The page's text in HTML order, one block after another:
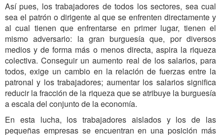
Así pues, los trabajadores de todos los sectores, sea cual
sea el patrón o dirigente al que se enfrenten directamente y
al cual tienen que enfrentarse en primer lugar, tienen el
mismo adversario: la gran burguesía que, por diversos
medios y de forma más o menos directa, aspira la riqueza
colectiva. Conseguir un aumento real de los salarios, para
todos, exige un cambio en la relación de fuerzas entre la
patronal y los trabajadores; aumentar los salarios significa
reducir la fracción de la riqueza que se atribuye la burguesía
a escala del conjunto de la economía.
En esta lucha, los trabajadores aislados y los de las
pequeñas empresas se encuentran en una posición más